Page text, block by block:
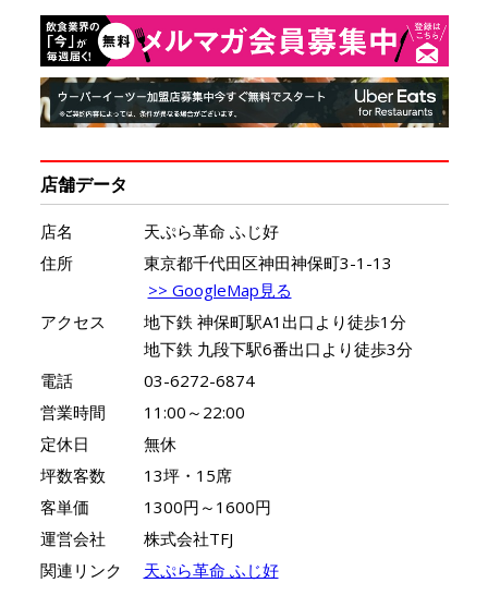
店舗データ
店名
天ぷら革命 ふじ好
住所
東京都千代田区神田神保町3-1-13
>> GoogleMap見る
アクセス
地下鉄 神保町駅A1出口より徒歩1分
地下鉄 九段下駅6番出口より徒歩3分
電話
03-6272-6874
営業時間
11:00～22:00
定休日
無休
坪数客数
13坪・15席
客単価
1300円～1600円
運営会社
株式会社TFJ
関連リンク
天ぷら革命 ふじ好